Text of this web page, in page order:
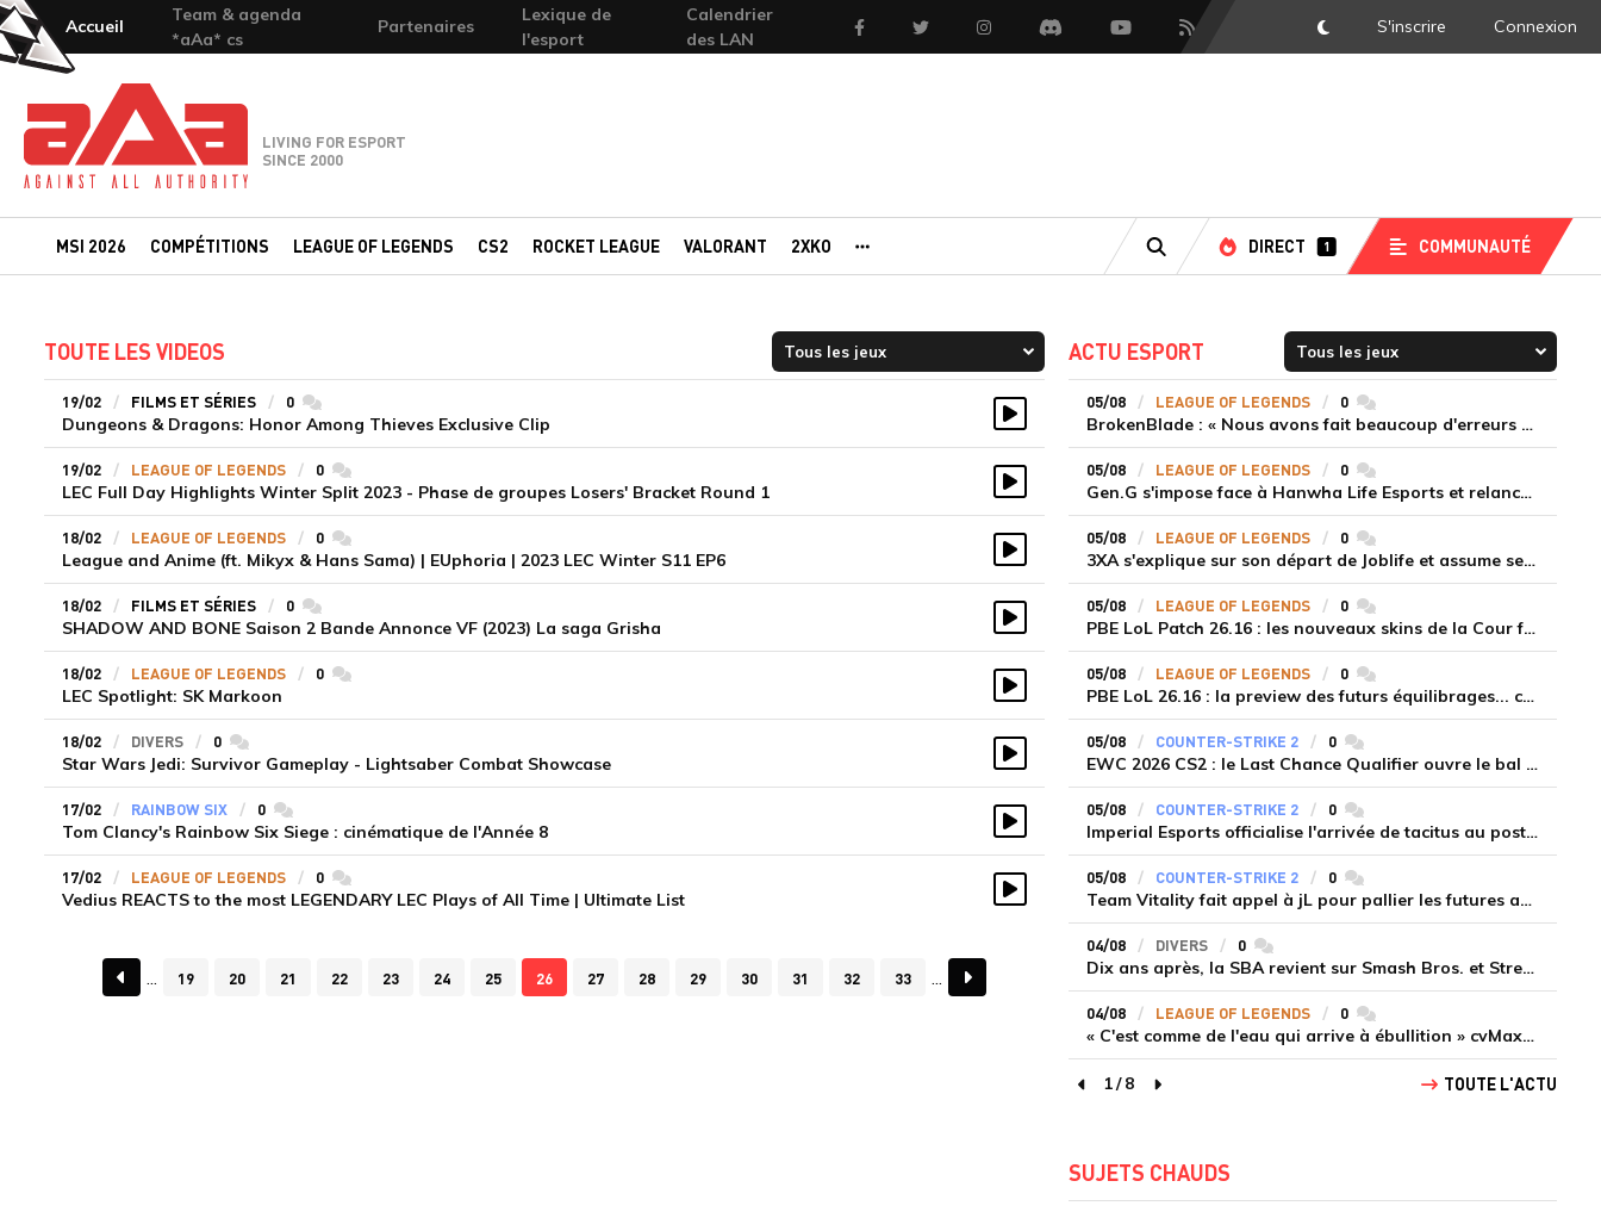
Accueil
Team & agenda
*aAa* cs
Partenaires
Lexique de
l'esport
Calendrier
des LAN
FacebookTwitter InstagramDiscord YoutubeFlux RSS DarkMode
S'inscrire Connexion
Team-aAa - against All authority
LIVING FOR ESPORT
SINCE 2000
MSI 2026 COMPÉTITIONS LEAGUE OF LEGENDS CS2 ROCKET LEAGUE VALORANT 2XKO
RECHERCHE
DIRECT 1 COMMUNAUTÉ
TOUTE LES VIDEOS
19/02 FILMS ET SÉRIES 0 commentaires
Dungeons & Dragons: Honor Among Thieves Exclusive Clip Vidéo
19/02 LEAGUE OF LEGENDS 0 commentaires
LEC Full Day Highlights Winter Split 2023 - Phase de groupes Losers' Bracket Round 1 Vidéo
18/02 LEAGUE OF LEGENDS 0 commentaires
League and Anime (ft. Mikyx & Hans Sama) | EUphoria | 2023 LEC Winter S11 EP6 Vidéo
18/02 FILMS ET SÉRIES 0 commentaires
SHADOW AND BONE Saison 2 Bande Annonce VF (2023) La saga Grisha Vidéo
18/02 LEAGUE OF LEGENDS 0 commentaires
LEC Spotlight: SK Markoon Vidéo
18/02 DIVERS 0 commentaires
Star Wars Jedi: Survivor Gameplay - Lightsaber Combat Showcase Vidéo
17/02 RAINBOW SIX 0 commentaires
Tom Clancy's Rainbow Six Siege : cinématique de l'Année 8 Vidéo
17/02 LEAGUE OF LEGENDS 0 commentaires
Vedius REACTS to the most LEGENDARY LEC Plays of All Time | Ultimate List Vidéo
19 20 21 22 23 24 25 26 27 28 29 30 31 32 33
ACTU ESPORT
05/08 LEAGUE OF LEGENDS 0commentaires
BrokenBlade : « Nous avons fait beaucoup d'erreurs bêtes, mais une victoire reste une victoire et c'est une chose dont on peut se réjouir »
05/08 LEAGUE OF LEGENDS 0commentaires
Gen.G s'impose face à Hanwha Life Esports et relance sa dynamique en LCK
05/08 LEAGUE OF LEGENDS 0commentaires
3XA s'explique sur son départ de Joblife et assume ses torts
05/08 LEAGUE OF LEGENDS 0commentaires
PBE LoL Patch 26.16 : les nouveaux skins de la Cour féérique
05/08 LEAGUE OF LEGENDS 0commentaires
PBE LoL 26.16 : la preview des futurs équilibrages... coup d'arrêt pour les supports roamers
05/08 COUNTER-STRIKE 2 0commentaires
EWC 2026 CS2 : le Last Chance Qualifier ouvre le bal à Paris du 7 au 9 août
05/08 COUNTER-STRIKE 2 0commentaires
Imperial Esports officialise l'arrivée de tacitus au poste d'entraîneur
05/08 COUNTER-STRIKE 2 0commentaires
Team Vitality fait appel à jL pour pallier les futures absences d'apEX et mezii
04/08 DIVERS 0commentaires
Dix ans après, la SBA revient sur Smash Bros. et Street Fighter
04/08 LEAGUE OF LEGENDS 0commentaires
« C'est comme de l'eau qui arrive à ébullition » cvMax décrypte la montée en puissance de Dplus KIA
page précédente
1/8
page suivante
TOUTE L'ACTU
SUJETS CHAUDS